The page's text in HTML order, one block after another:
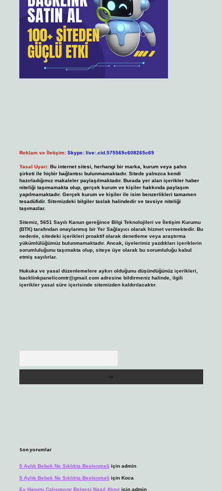
Reklam ve İletişim: Skype: live:.cid.575569c608265c69
Yasal Uyarı: Bu internet sitesi, herhangi bir marka, kurum veya şahıs
şirketi ile hiçbir bağlantısı bulunmamaktadır. Sitede yalnızca kendi
hazırladığımız makaleler paylaşılmaktadır. Burada yer alan içerikler haber
niteliği taşımamakta olup, gerçek kurum ve kişiler hakkında paylaşım
yapılmamaktadır. Gerçek kurum ve kişiler ile isim benzerlikleri tamamen
tesadüfidir. Sitemizdeki bilgiler taslak halindedir ve tavsiye niteliği
taşımazlar.
Sitemiz, 5651 Sayılı Kanun gereğince Bilgi Teknolojileri ve İletişim Kurumu
(BTK) tarafından onaylanmış bir Yer Sağlayıcı olarak hizmet vermektedir. Bu
nedenle, sitedeki içerikleri proaktif olarak denetleme veya araştırma
yükümlülüğümüz bulunmamaktadır. Ancak, üyelerimiz yazdıkları içeriklerin
sorumluluğunu taşımakta olup, siteye üye olarak bu sorumluluğu kabul
etmiş sayılırlar.
Hukuka ve yasal düzenlemelere aykırı olduğunu düşündüğünüz içerikleri,
backlinkpanelicomtr@gmail.comadresine bildirmeniz halinde, ilgili
içerikler yasal süre içerisinde sitemizden kaldırılacaktır.
Son yorumlar
5 Aylık Bebek Ne Sıklıkta Beslenmeli için admin
5 Aylık Bebek Ne Sıklıkta Beslenmeli için Koca
Ev Hanımı Çalışmıyor Belgesi Nasıl Alınıriçin admin